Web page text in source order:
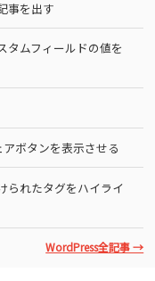
事を出す
タムフィールドの値を
ボタンを表示させる
られたタグをハイライ
WordPress全記事 →